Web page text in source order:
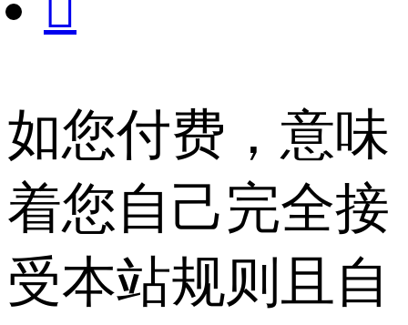
如您付费，意味
着您自己完全接
受本站规则且自